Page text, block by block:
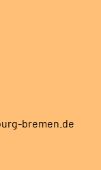
bremen.de